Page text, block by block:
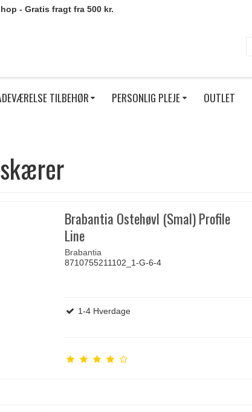
- Gratis fragt fra 500 kr.
TILBEHØR PERSONLIG PLEJE OUTLET
Brabantia Ostehøvl (Smal) Profile
Line
Brabantia
8710755211102_1-G-6-4
1-4 Hverdage